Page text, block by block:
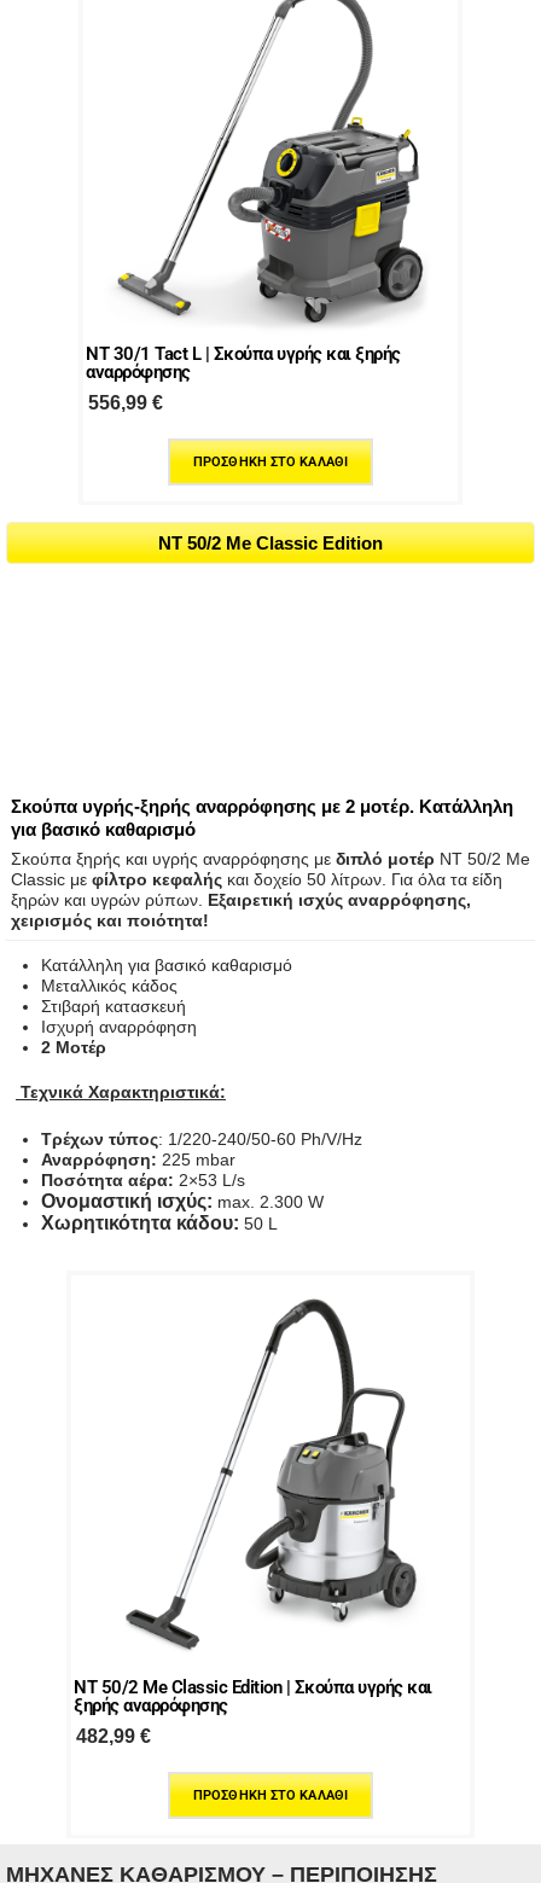
NT 30/1 Tact L | Σκούπα υγρής και ξηρής
αναρρόφησης
556,99€
ΠΡΟΣΘΉΚΗ ΣΤΟ ΚΑΛΆΘΙ
NT 50/2 Me Classic Edition
Σκούπα υγρής-ξηρής αναρρόφησης με 2 μοτέρ. Κατάλληλη
για βασικό καθαρισμό
Σκούπα ξηρής και υγρής αναρρόφησης με διπλό μοτέρ ΝΤ 50/2 Me
Classic με φίλτρο κεφαλής και δοχείο 50 λίτρων. Για όλα τα είδη
ξηρών και υγρών ρύπων. Εξαιρετική ισχύς αναρρόφησης,
χειρισμός και ποιότητα!
Κατάλληλη για βασικό καθαρισμό
Μεταλλικός κάδος
Στιβαρή κατασκευή
Ισχυρή αναρρόφηση
2 Μοτέρ
Τεχνικά Χαρακτηριστικά:
Τρέχων τύπος: 1/220-240/50-60 Ph/V/Hz
Αναρρόφηση: 225 mbar
Ποσότητα αέρα: 2×53 L/s
Ονομαστική ισχύς: max. 2.300 W
Χωρητικότητα κάδου: 50 L
NT 50/2 Me Classic Edition | Σκούπα υγρής και
ξηρής αναρρόφησης
482,99€
ΠΡΟΣΘΉΚΗ ΣΤΟ ΚΑΛΆΘΙ
ΜΗΧΑΝΕΣ ΚΑΘΑΡΙΣΜΟΥ – ΠΕΡΙΠΟΙΗΣΗΣ